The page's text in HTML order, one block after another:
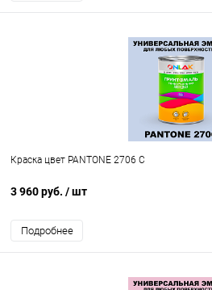
Краска цвет PANTONE 2706 C
3 960 руб. / шт
Подробнее